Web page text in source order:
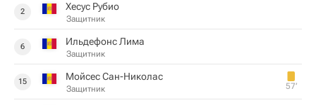
2 Хесус Рубио
Защитник
6 Ильдефонс Лима
Защитник
15 Мойсес Сан-Николас
Защитник 57‎’‎